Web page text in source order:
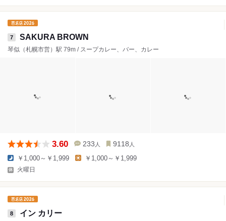
7 SAKURA BROWN
琴似（札幌市営）駅 79m / スープカレー、バー、カレー
3.60 233 人 9118 人
￥1,000～￥1,999 ￥1,000～￥1,999
火曜日
8 イン カリー